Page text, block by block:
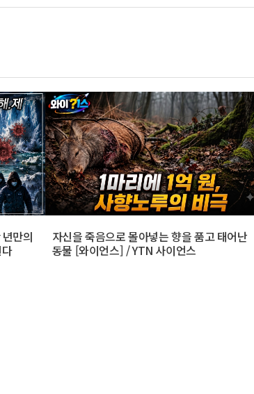
만의
자신을 죽음으로 몰아넣는 향을 품고 태어난
동물 [와이언스] / YTN 사이언스